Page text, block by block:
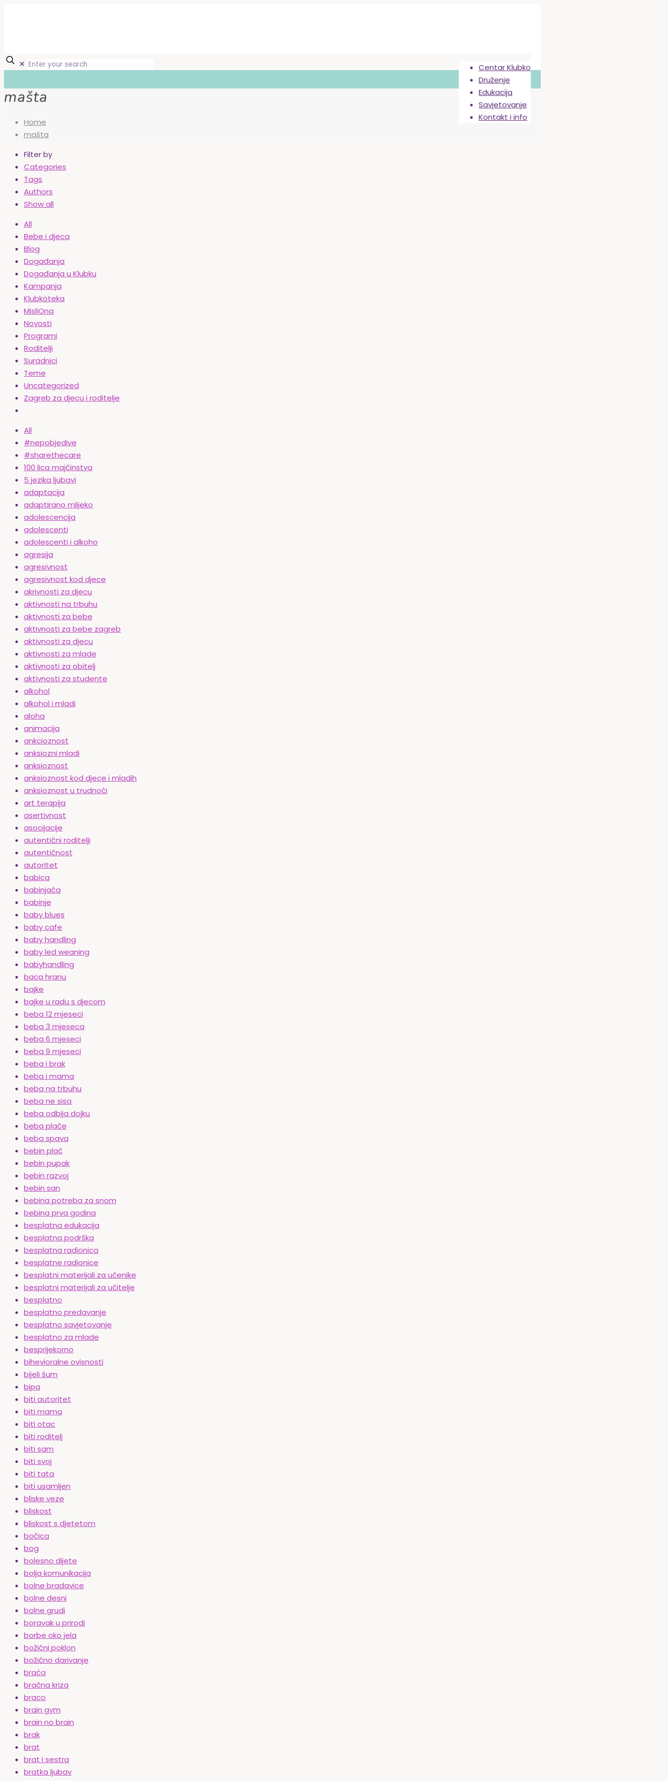
Centar Klubko
Druženje
Edukacija
Savjetovanje
Kontakt i info
✕
mašta
Home
mašta
Filter by
Categories
Tags
Authors
Show all
All
Bebe i djeca
Blog
Događanja
Događanja u Klubku
Kampanja
Klubkoteka
MisliOna
Novosti
Programi
Roditelji
Suradnici
Teme
Uncategorized
Zagreb za djecu i roditelje
All
#nepobjedive
#sharethecare
100 lica majčinstva
5 jezika ljubavi
adaptacija
adaptirano mlijeko
adolescencija
adolescenti
adolescenti i alkoho
agresija
agresivnost
agresivnost kod djece
akrivnosti za djecu
aktivnosti na trbuhu
aktivnosti za bebe
aktivnosti za bebe zagreb
aktivnosti za djecu
aktivnosti za mlade
aktivnosti za obitelj
aktivnosti za studente
alkohol
alkohol i mladi
aloha
animacija
ankcioznost
anksiozni mladi
anksioznost
anksioznost kod djece i mladih
anksioznost u trudnoći
art terapija
asertivnost
asocijacije
autentični roditelji
autentičnost
autoritet
babica
babinjača
babinje
baby blues
baby cafe
baby handling
baby led weaning
babyhandling
baca hranu
bajke
bajke u radu s djecom
beba 12 mjeseci
beba 3 mjeseca
beba 6 mjeseci
beba 9 mjeseci
beba i brak
beba i mama
beba na trbuhu
beba ne sisa
beba odbija dojku
beba plače
beba spava
bebin plač
bebin pupak
bebin razvoj
bebin san
bebina potreba za snom
bebina prva godina
besplatna edukacija
besplatna podrška
besplatna radionica
besplatne radionice
besplatni materijali za učenike
besplatni materijali za učitelje
besplatno
besplatno predavanje
besplatno savjetovanje
besplatno za mlade
besprijekorno
bihevioralne ovisnosti
bijeli šum
bipa
biti autoritet
biti mama
biti otac
biti roditelj
biti sam
biti svoj
biti tata
biti usamljen
bliske veze
bliskost
bliskost s djetetom
bočica
bog
bolesno dijete
bolja komunikacija
bolne bradavice
bolne desni
bolne grudi
boravak u prirodi
borbe oko jela
božićni poklon
božićno darivanje
braća
bračna kriza
braco
brain gym
brain no brain
brak
brat
brat i sestra
bratka ljubav